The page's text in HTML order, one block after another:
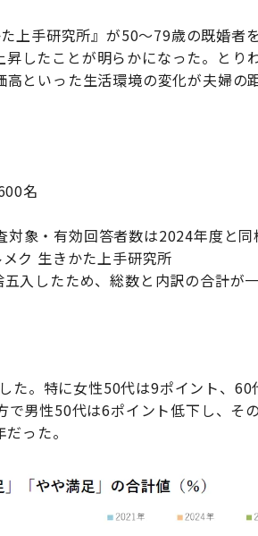
上手研究所』が50～79歳の既婚者
したことが明らかになった。とり
といった生活環境の変化が夫婦の
名
象・有効回答者数は2024年度と同
ク 生きかた上手研究所
入したため、総数と内訳の合計が
た。特に女性50代は9ポイント、60
男性50代は6ポイント低下し、そ
った。